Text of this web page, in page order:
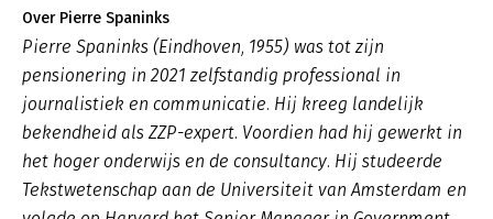
Over Pierre Spaninks
Pierre Spaninks (Eindhoven, 1955) was tot zijn
pensionering in 2021 zelfstandig professional in
journalistiek en communicatie. Hij kreeg landelijk
bekendheid als ZZP-expert. Voordien had hij gewerkt in
het hoger onderwijs en de consultancy. Hij studeerde
Tekstwetenschap aan de Universiteit van Amsterdam en